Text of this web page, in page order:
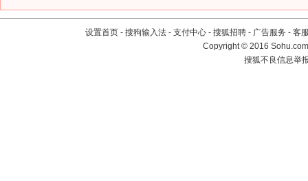
设置首页 - 搜狗输入法 - 支付中心 - 搜狐招聘 - 广告服务 - 客
Copyright©2016
搜狐不良信息举